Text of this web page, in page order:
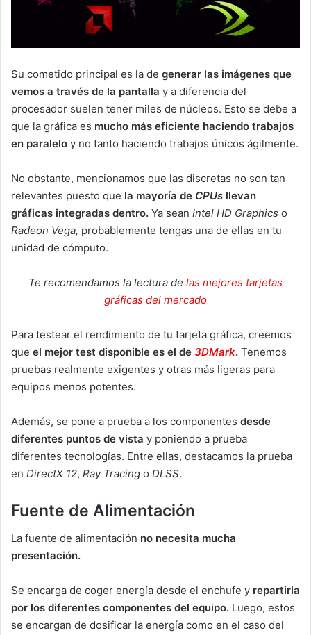
Su cometido principal es la de generar las imágenes que
vemos a través de la pantalla y a diferencia del
procesador suelen tener miles de núcleos. Esto se debe a
que la gráfica es mucho más eficiente haciendo trabajos
en paralelo y no tanto haciendo trabajos únicos ágilmente.
No obstante, mencionamos que las discretas no son tan
relevantes puesto que la mayoría de CPUs llevan
gráficas integradas dentro. Ya sean Intel HD Graphics o
Radeon Vega, probablemente tengas una de ellas en tu
unidad de cómputo.
Te recomendamos la lectura de las mejores tarjetas
gráficas del mercado
Para testear el rendimiento de tu tarjeta gráfica, creemos
que el mejor test disponible es el de 3DMark. Tenemos
pruebas realmente exigentes y otras más ligeras para
equipos menos potentes.
Además, se pone a prueba a los componentes desde
diferentes puntos de vista y poniendo a prueba
diferentes tecnologías. Entre ellas, destacamos la prueba
en DirectX 12, Ray Tracing o DLSS.
Fuente de Alimentación
La fuente de alimentación no necesita mucha
presentación.
Se encarga de coger energía desde el enchufe y repartirla
por los diferentes componentes del equipo. Luego, estos
se encargan de dosificar la energía como en el caso del